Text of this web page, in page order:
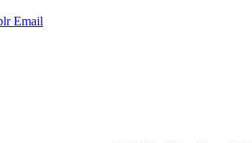
Email